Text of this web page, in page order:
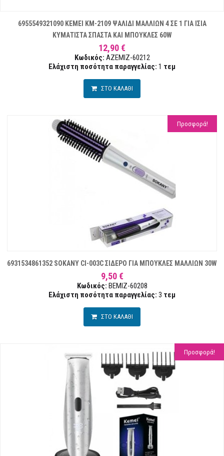
6955549321090 KEMEI KM-2109 ΨΑΛΙΔΙ ΜΑΛΛΙΩΝ 4 ΣΕ 1 ΓΙΑ ΙΣΙΑ
ΚΥΜΑΤΙΣΤΑ ΣΠΑΣΤΑ ΚΑΙ ΜΠΟΥΚΛΕΣ 60W
12,90 €
Κωδικός: AZEMIZ-60212
Ελάχιστη ποσότητα παραγγελίας: 1 τεμ
ΣΤΟ ΚΑΛΑΘΙ
Προσφορά!
6931534861352 SOKANY CI-003C ΣΙΔΕΡΟ ΓΙΑ ΜΠΟΥΚΛΕΣ ΜΑΛΛΙΩΝ 30W
9,50 €
Κωδικός: BEMIZ-60208
Ελάχιστη ποσότητα παραγγελίας: 3 τεμ
ΣΤΟ ΚΑΛΑΘΙ
Προσφορά!